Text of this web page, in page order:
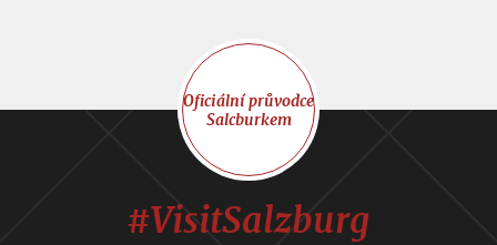
Oficiální průvodce
Salcburkem
#VisitSalzburg